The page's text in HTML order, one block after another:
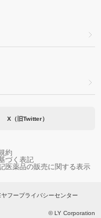
X（旧Twitter）
約
づく表記
医薬品の販売に関する表示
フープライバシーセンター
© LY Corporation